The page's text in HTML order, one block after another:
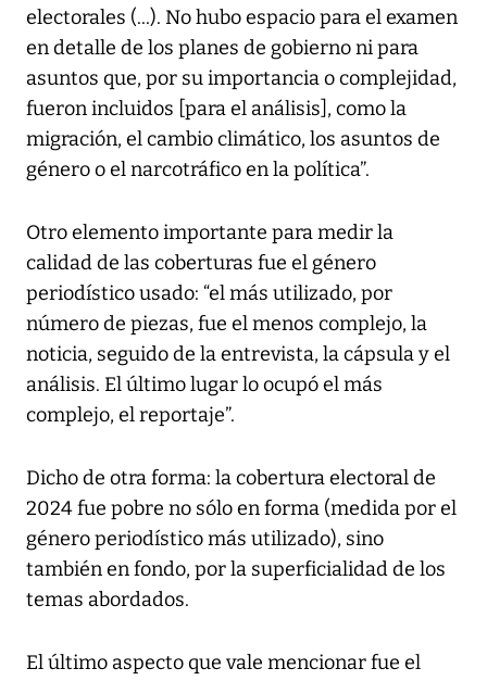
electorales (...). No hubo espacio para el examen
en detalle de los planes de gobierno ni para
asuntos que, por su importancia o complejidad,
fueron incluidos [para el análisis], como la
migración, el cambio climático, los asuntos de
género o el narcotráfico en la política”.
Otro elemento importante para medir la
calidad de las coberturas fue el género
periodístico usado: “el más utilizado, por
número de piezas, fue el menos complejo, la
noticia, seguido de la entrevista, la cápsula y el
análisis. El último lugar lo ocupó el más
complejo, el reportaje”.
Dicho de otra forma: la cobertura electoral de
2024 fue pobre no sólo en forma (medida por el
género periodístico más utilizado), sino
también en fondo, por la superficialidad de los
temas abordados.
El último aspecto que vale mencionar fue el